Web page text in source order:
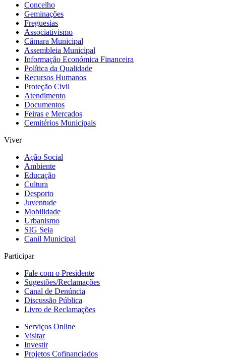
Concelho
Geminações
Freguesias
Associativismo
Câmara Municipal
Assembleia Municipal
Informação Económica Financeira
Política da Qualidade
Recursos Humanos
Proteção Civil
Atendimento
Documentos
Feiras e Mercados
Cemitérios Municipais
Viver
Ação Social
Ambiente
Educação
Cultura
Desporto
Juventude
Mobilidade
Urbanismo
SIG Seia
Canil Municipal
Participar
Fale com o Presidente
Sugestões/Reclamações
Canal de Denúncia
Discussão Pública
Livro de Reclamações
Serviços Online
Visitar
Investir
Projetos Cofinanciados